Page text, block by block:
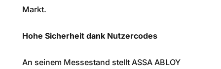
Markt.
Hohe Sicherheit dank Nutzercodes
An seinem Messestand stellt ASSA ABLOY